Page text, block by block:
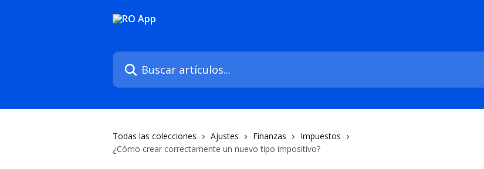
Buscar artículos...
Todas las colecciones Ajustes Finanzas
Impuestos
¿Cómo crear correctamente un nuevo tipo impositivo?